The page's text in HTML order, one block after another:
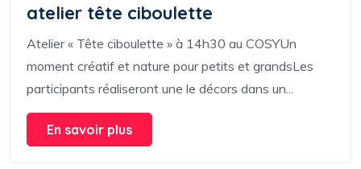
atelier tête ciboulette
Atelier « Tête ciboulette » à 14h30 au COSYUn
moment créatif et nature pour petits et grandsLes
participants réaliseront une le décors dans un...
En savoir plus